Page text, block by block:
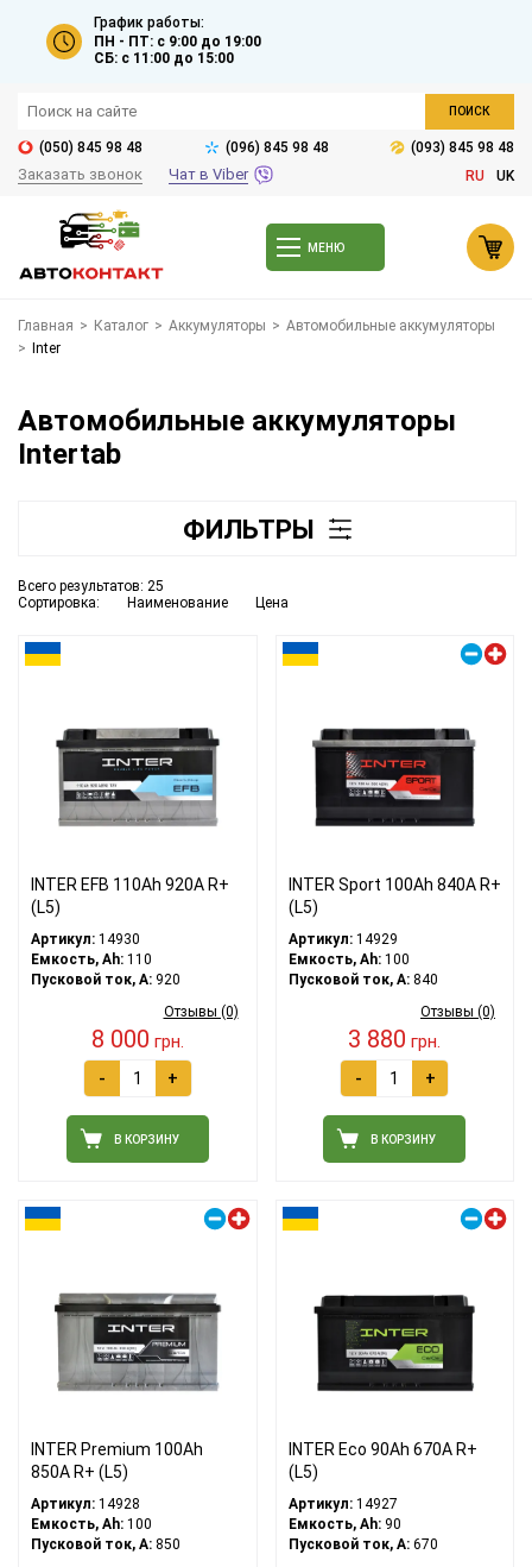
График работы:
ПН - ПТ: с 9:00 до 19:00
СБ: с 11:00 до 15:00
ПОИСК
(050) 845 98 48 (096) 845 98 48 (093) 845 98 48
Заказать звонок Чат в Viber RU UK
МЕНЮ
Главная > Каталог > Аккумуляторы > Автомобильные аккумуляторы
>
Inter
Автомобильные аккумуляторы
Intertab
ФИЛЬТРЫ
Сортировка: Наименование Цена
Всего результатов: 25
INTER EFB 110Ah 920A R+
(L5)
Артикул: 14930
Емкость, Ah: 110
Пусковой ток, A: 920
Отзывы (0)
8 000 грн.
- +
В КОРЗИНУ
INTER Sport 100Ah 840A R+
(L5)
Артикул:14929
Емкость, Ah:100
Пусковой ток, A:840
Отзывы (0)
3 880 грн.
- +
В КОРЗИНУ
INTER Premium 100Ah
850A R+ (L5)
Артикул: 14928
Емкость, Ah: 100
Пусковой ток, A: 850
INTER Eco 90Ah 670A R+
(L5)
Артикул:14927
Емкость, Ah:90
Пусковой ток, A:670